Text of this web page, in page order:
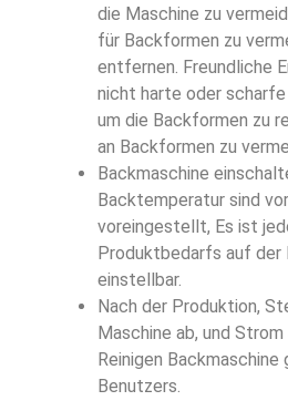
die Maschine zu
für Backformen zu
entfernen. Freundliche
nicht harte oder
um die Backformen zu
an Backformen zu
Backmaschine
Backtemperatur sind
voreingestellt, Es ist
Produktbedarfs auf der
einstellbar.
Nach der Produktion,
Maschine ab, und
Reinigen
Benutzers.